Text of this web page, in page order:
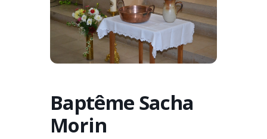
Baptême Sacha
Morin